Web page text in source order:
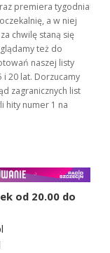
premiera tygodnia!
a w niej
chwilę staną się
też do
naszej listy
i 20 lat. Dorzucamy
zagranicznych list
hity numer 1 na
od 20.00 do